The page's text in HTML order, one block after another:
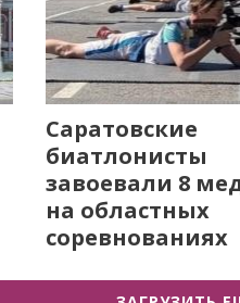
Саратовские
биатлонисты
завоевали 8
на областных
соревнованиях